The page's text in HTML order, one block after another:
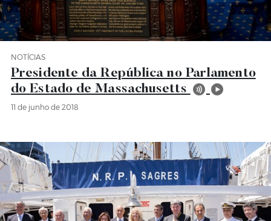
Categoria Notícias
NOTÍCIAS
Presidente da República no Parlamento
do Estado de Massachusetts
11 de junho de 2018